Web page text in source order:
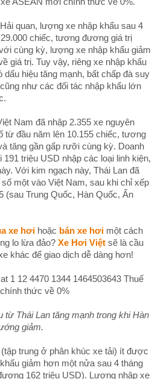
quan, lượng xe nhập khẩu sau 4
chiếc, tương đương giá trị
cùng kỳ, lượng xe nhập khẩu giảm
giá trị. Tuy vậy, riêng xe nhập khẩu
hiệu tăng mạnh, bất chấp đà suy
như các đối tác nhập khẩu lớn
Nam đã nhập 2.355 xe nguyên
từ đầu năm lên 10.155 chiếc, tương
tăng gần gấp rưỡi cùng kỳ. Doanh
triệu USD nhập các loại linh kiện,
Với kim ngạch này, Thái Lan đã
một vào Việt Nam, sau khi chỉ xếp
(sau Trung Quốc, Hàn Quốc, Ấn
xe hơi hoặc bán xe hơi một cách
lo lừa đảo? Xe Hơi Việt sẽ là cầu
khác để giao dịch dễ dàng hơn!
từ Thái Lan tăng mạnh trong khi Hàn
giảm.
trung ở phân khúc xe tải) ít được
giảm hơn một nửa sau 4 tháng
162 triệu USD). Lượng nhập xe